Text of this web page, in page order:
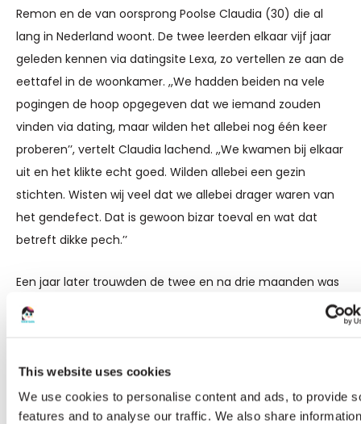
This website uses cookies
We use cookies to personalise content and ads, to provide
features and to analyse our traffic. We also share
Remon en de van oorsprong Poolse Claudia (30) die al
lang in Nederland woont. De twee leerden elkaar vijf jaar
geleden kennen via datingsite Lexa, zo vertellen ze aan de
eettafel in de woonkamer. ,,We hadden beiden na vele
pogingen de hoop opgegeven dat we iemand zouden
vinden via dating, maar wilden het allebei nog één keer
proberen’’, vertelt Claudia lachend. ,,We kwamen bij elkaar
uit en het klikte echt goed. Wilden allebei een gezin
stichten. Wisten wij veel dat we allebei drager waren van
het gendefect. Dat is gewoon bizar toeval en wat dat
betreft dikke pech.’’
Een jaar later trouwden de twee en na drie maanden was
Claudia zwanger van hun eerste kind: zoontje Jesse. Een
gezond mannetje dat tijdens het gesprek lekker in de
Nederlands en Pools. Bijna een jaar geleden volgde de
geboorte van Jane, maar al snel werd duidelijk dat zij iets
mankeerde. ,,Ik werk zelf in de kinderopvang en heb